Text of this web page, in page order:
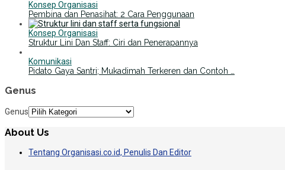
Konsep Organisasi
Pembina dan Penasihat: 2 Cara Penggunaan
Konsep Organisasi
Struktur Lini Dan Staff: Ciri dan Penerapannya
Komunikasi
Pidato Gaya Santri; Mukadimah Terkeren dan Contoh …
Genus
Genus
About Us
Tentang Organisasi.co.id, Penulis Dan Editor